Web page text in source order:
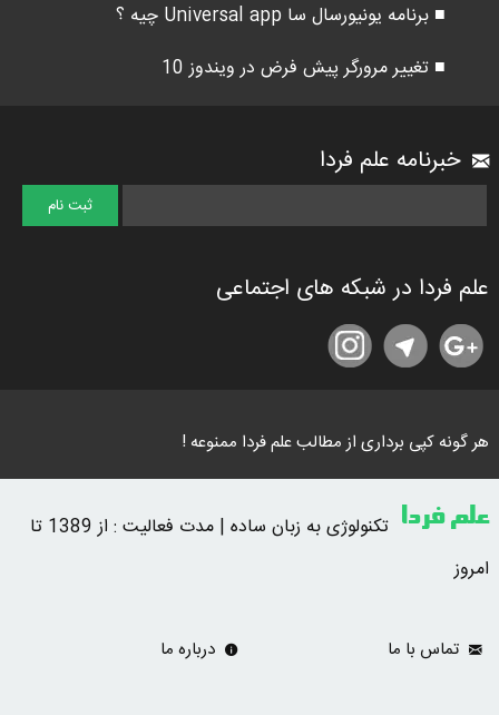
■ برنامه یونیورسال سا Universal app چیه ؟
■ تغییر مرورگر پیش فرض در ویندوز 10
خبرنامه علم فردا
علم فردا در شبکه های اجتماعی
هر گونه کپی برداری از مطالب علم فردا ممنوعه !
علم فردا
تکنولوژی به زبان ساده | مدت فعالیت : از 1389 تا
امروز
تماس با ما درباره ما